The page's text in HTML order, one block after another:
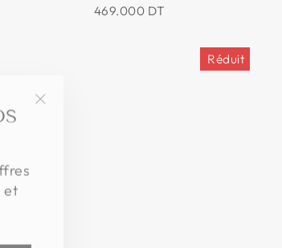
et
"Fermer
469.000 DT
Réduit